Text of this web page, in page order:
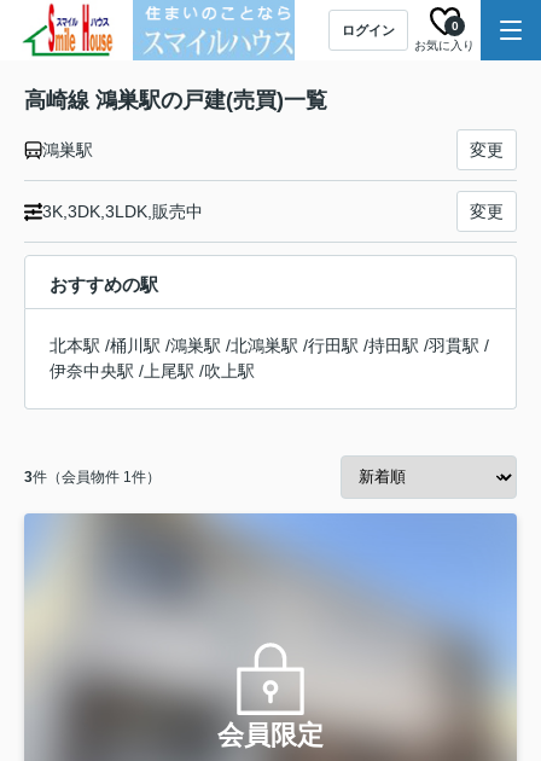
ログイン
お気に入り
0
高崎線 鴻巣駅の戸建(売買)一覧
鴻巣駅 変更
3K,3DK,3LDK,販売中 変更
おすすめの駅
北本駅 /桶川駅 /鴻巣駅 /北鴻巣駅 /行田駅 /持田駅 /羽貫駅 /
伊奈中央駅 / 上尾駅 /吹上駅
3件（会員物件 1件）
会員限定